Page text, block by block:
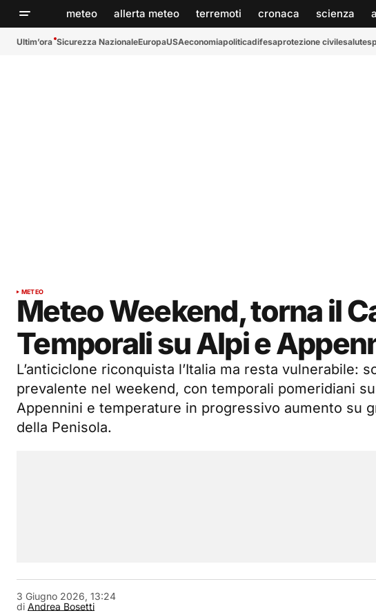
meteo allerta meteo terremoti cronaca scienza
Ultim’ora Sicurezza NazionaleEuropaUSAeconomiapoliticadifesaprotezione civilesalute
METEO
Meteo Weekend, torna il
Temporali su Alpi e
L’anticiclone riconquista l’Italia ma resta vulnerabile:
prevalente nel weekend, con temporali pomeridiani
Appennini e temperature in progressivo aumento su
della Penisola.
di Andrea Bosetti
3 Giugno 2026, 13:24